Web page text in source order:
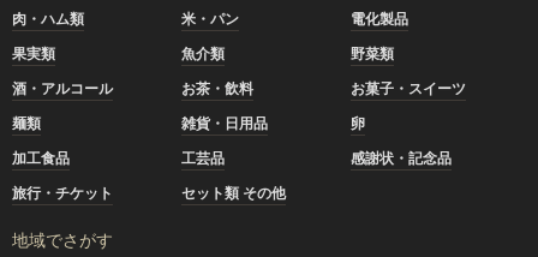
肉・ハム類 米・パン
電化製品
果実類
魚介類
野菜類
酒・アルコール
お茶・飲料
お菓子・スイーツ
麺類
雑貨・日用品
卵
加工食品
工芸品
感謝状・記念品
旅行・チケット
セット類 その他
地域でさがす